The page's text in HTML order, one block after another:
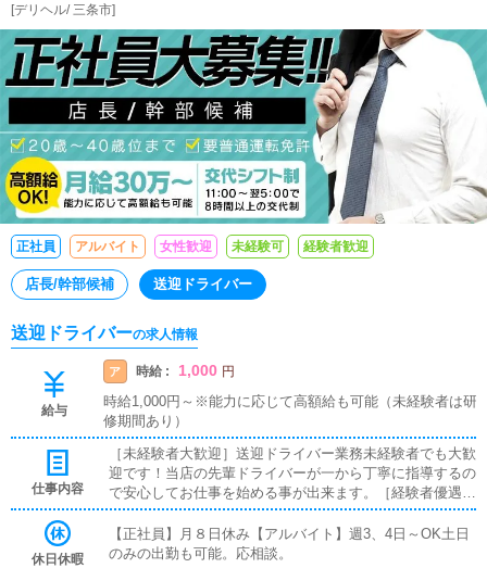
[デリヘル/ 三条市]
正社員 アルバイト 女性歓迎 未経験可 経験者歓迎
店長/幹部候補 送迎ドライバー
送迎ドライバーの求人情報
給与
ア 時給 : 1,000 円
時給1,000円～※能力に応じて高額給も可能（未経験者は研
修期間あり）
仕事内容
［未経験者大歓迎］送迎ドライバー業務未経験者でも大歓
迎です！当店の先輩ドライバーが一から丁寧に指導するの
で安心してお仕事を始める事が出来ます。［経験者優遇］
これまでに他のデリバリーヘルス（都内発）でお仕事をさ
れたことがある方には即戦力として研修期間を設けず面接
当日から働いていただくことが可能です。
休日休暇
【正社員】月８日休み【アルバイト】週3、4日～OK土日
のみの出勤も可能。応相談。